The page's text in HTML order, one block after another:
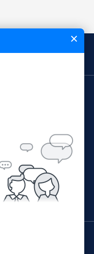
网站地图
阳江市公安局森林公安
青海省地理国情监测院
广西柳州执法局
佛山珠江传媒
鄂尔多斯水土保持监督执法局